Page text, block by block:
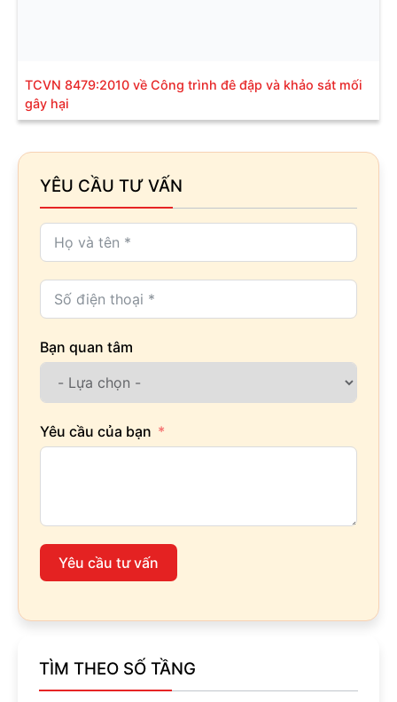
TCVN 8479:2010 về Công trình đê đập và khảo sát mối
gây hại
YÊU CẦU TƯ VẤN
Bạn quan tâm
Yêu cầu của bạn
Yêu cầu tư vấn
TÌM THEO SỐ TẦNG